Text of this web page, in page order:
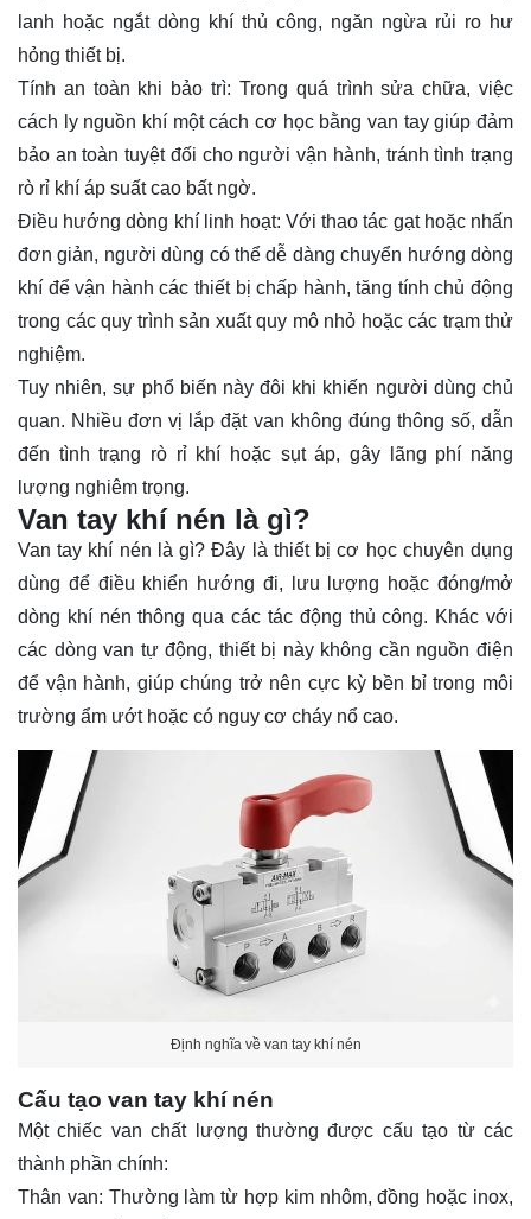
lanh hoặc ngắt dòng khí thủ công, ngăn ngừa rủi ro hư
hỏng thiết bị.
Tính an toàn khi bảo trì: Trong quá trình sửa chữa, việc
cách ly nguồn khí một cách cơ học bằng van tay giúp đảm
bảo an toàn tuyệt đối cho người vận hành, tránh tình trạng
rò rỉ khí áp suất cao bất ngờ.
Điều hướng dòng khí linh hoạt: Với thao tác gạt hoặc nhấn
đơn giản, người dùng có thể dễ dàng chuyển hướng dòng
khí để vận hành các thiết bị chấp hành, tăng tính chủ động
trong các quy trình sản xuất quy mô nhỏ hoặc các trạm thử
nghiệm.
Tuy nhiên, sự phổ biến này đôi khi khiến người dùng chủ
quan. Nhiều đơn vị lắp đặt van không đúng thông số, dẫn
đến tình trạng rò rỉ khí hoặc sụt áp, gây lãng phí năng
lượng nghiêm trọng.
Van tay khí nén là gì?
Van tay khí nén là gì? Đây là thiết bị cơ học chuyên dụng
dùng để điều khiển hướng đi, lưu lượng hoặc đóng/mở
dòng khí nén thông qua các tác động thủ công. Khác với
các dòng van tự động, thiết bị này không cần nguồn điện
để vận hành, giúp chúng trở nên cực kỳ bền bỉ trong môi
trường ẩm ướt hoặc có nguy cơ cháy nổ cao.
Định nghĩa về van tay khí nén
Cấu tạo van tay khí nén
Một chiếc van chất lượng thường được cấu tạo từ các
thành phần chính:
Thân van: Thường làm từ hợp kim nhôm, đồng hoặc inox,